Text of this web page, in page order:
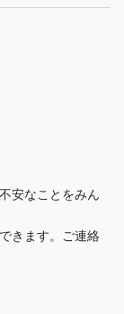
安なことをみん
きます。ご連絡